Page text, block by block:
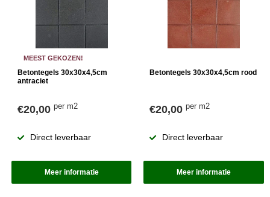
MEEST GEKOZEN!
Betontegels 30x30x4,5cm
antraciet
€20,00 per m2
Direct leverbaar
Meer informatie
Betontegels 30x30x4,5cm rood
€20,00per m2
Direct leverbaar
Meer informatie